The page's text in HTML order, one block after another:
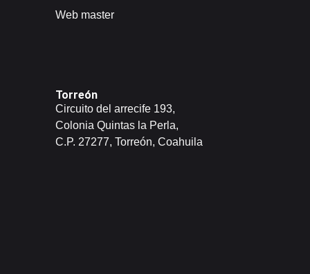
Web master
Torreón
Circuito del arrecife 193,
Colonia Quintas la Perla,
C.P. 27277, Torreón, Coahuila